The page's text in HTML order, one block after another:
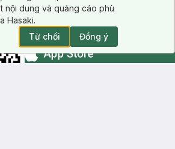
nội dung và quảng cáo phù
Hasaki.
Từ chối
Đồng ý